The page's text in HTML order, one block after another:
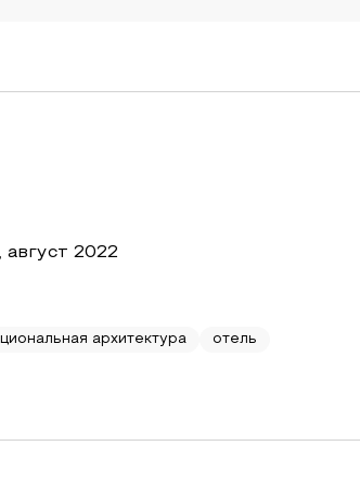
август 2022
архитектура отель